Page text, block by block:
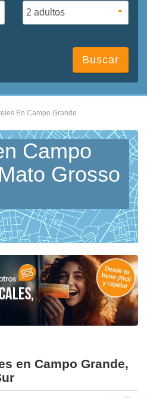
Buscar
En Campo Grande
Campo
Grosso
en Campo Grande,